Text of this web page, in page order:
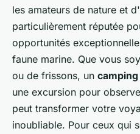
les amateurs de nature et
particulièrement réputée
opportunités
faune marine. Que vous
ou de frissons, un
une excursion pour
peut transformer votre
inoubliable. Pour ceux qui